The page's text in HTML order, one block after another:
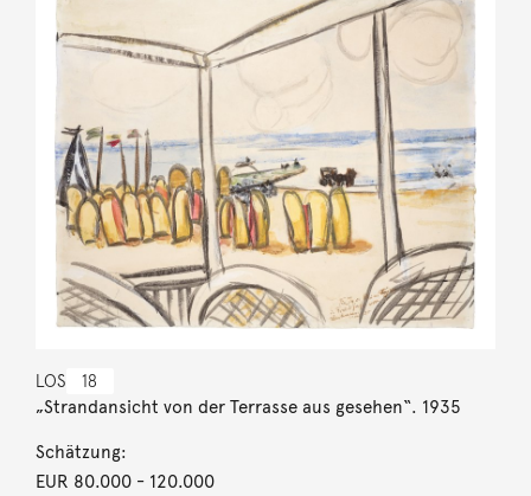
LOS 18
„Strandansicht von der Terrasse aus gesehen“. 1935
Schätzung:
EUR 80.000- 120.000